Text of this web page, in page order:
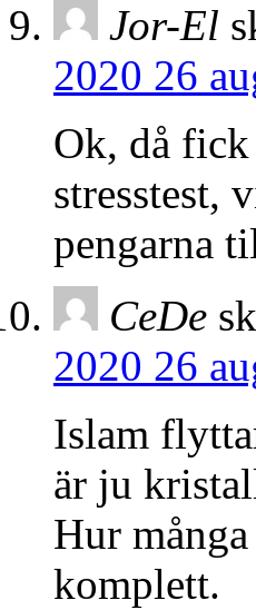
Jor-El
2020 26
Ok, då
stresstest,
pengarna
CeDe
2020 26
Islam
är ju
Hur
komplett.